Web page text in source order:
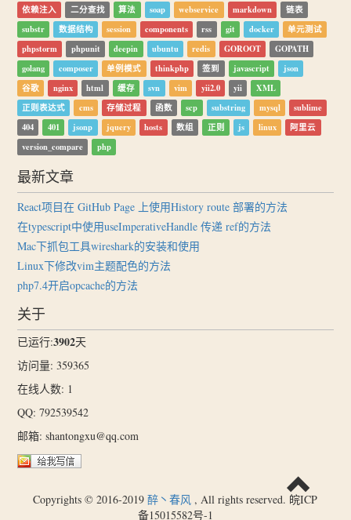
依赖注入
二分查找 算法 soap webservice markdown
链表
substr
数据结构 session components rss git docker
单元测试
phpstorm
phpunit deepin ubuntu redis GOROOT
GOPATH
golang
composer 单例模式 thinkphp 签到 javascript
json
谷歌
nginx html 缓存 svn vim yii2.0 yii
XML
正则表达式
cms 存储过程 函数 scp substring mysql
sublime
404
401 jsonp jquery hosts 数组 正则 js linux
阿里云
version_compare
php
最新文章
React项目在 GitHub Page 上使用History route 部署的方法
在typescript中使用useImperativeHandle 传递 ref的方法
Mac下抓包工具wireshark的安装和使用
Linux下修改vim主题配色的方法
php7.4开启opcache的方法
关于
已运行:3902天
访问量: 359365
在线人数: 1
QQ: 792539542
邮箱: shantongxu@qq.com
Copyrights © 2016-2019醉丶春风 , All rights reserved. 皖ICP
备15015582号-1